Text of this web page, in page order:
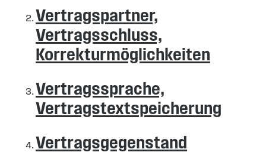
Vertragspartner,
Vertragsschluss,
Korrekturmöglichkeiten
Vertragssprache,
Vertragstextspeicherung
Vertragsgegenstand